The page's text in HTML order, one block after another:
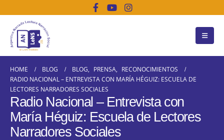
HOME BLOG BLOG, PRENSA, RECONOCIMIENTOS
RADIO NACIONAL – ENTREVISTA CON MARÍA HÉGUIZ: ESCUELA DE
LECTORES NARRADORES SOCIALES
Radio Nacional – Entrevista con
María Héguiz: Escuela de Lectores
Narradores Sociales